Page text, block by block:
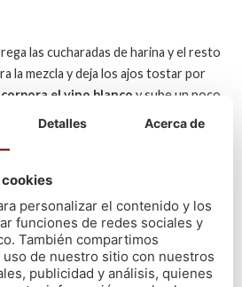
las cucharadas de harina y el resto
la mezcla y deja los ajos tostar por
el vino blanco y sube un poco
dejar de revolver, sigue cocinando por
de
Baja el fuego al mínimo y
más
Detalles Acerca de
personalizar el contenido y los
funciones de redes sociales y
También compartimos
de nuestro sitio con nuestros
publicidad y análisis, quienes